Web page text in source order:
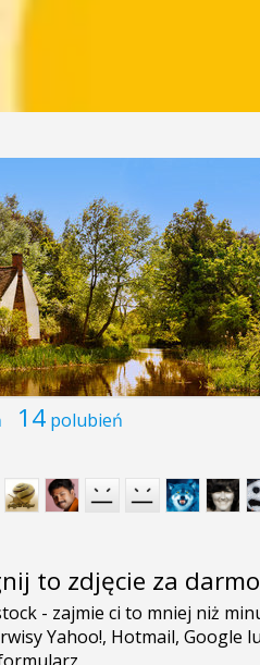
14 polubień
to zdjęcie za darmo